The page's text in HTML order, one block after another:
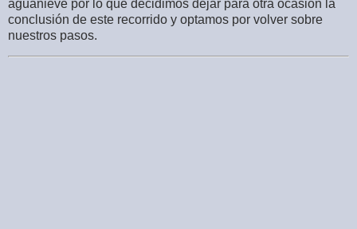
aguanieve por lo que decidimos dejar para otra ocasión la
conclusión de este recorrido y optamos por volver sobre
nuestros pasos.